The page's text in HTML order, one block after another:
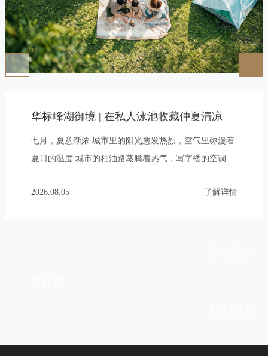
华标峰湖御境 | 在私人泳池收藏仲夏清凉
七月，夏意渐浓 城市里的阳光愈发热烈，空气里弥漫着
夏日的温度 城市的柏油路蒸腾着热气，写字楼的空调嗡
酣畅的游泳、一段亲子时光、一份与自然相拥的悠然 在
了解详情
2026.08.05